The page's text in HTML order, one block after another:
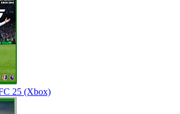
25 (Xbox)